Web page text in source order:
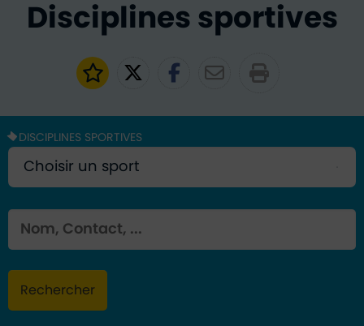
Disciplines sportives
Ajouter aux favoris
Partager sur Twitter
Partager sur
Partager par
DISCIPLINES SPORTIVES
Rechercher